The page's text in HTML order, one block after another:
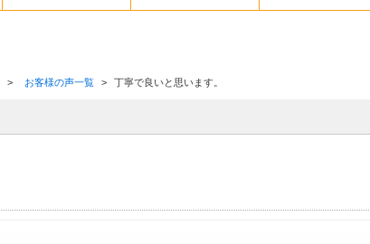
> お客様の声一覧 > 丁寧で良いと思います。